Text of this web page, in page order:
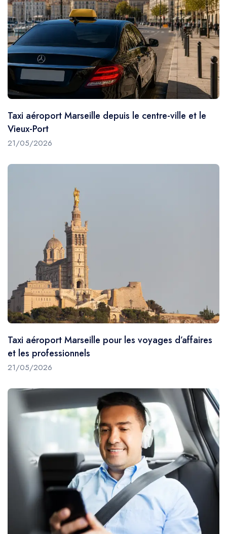
Taxi aéroport Marseille depuis le centre-ville et le
Vieux-Port
21/05/2026
Taxi aéroport Marseille pour les voyages d’affaires
et les professionnels
21/05/2026